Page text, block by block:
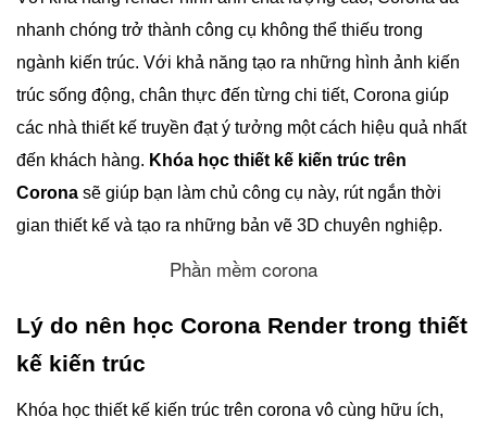
nhanh chóng trở thành công cụ không thể thiếu trong
ngành kiến trúc. Với khả năng tạo ra những hình ảnh kiến
trúc sống động, chân thực đến từng chi tiết, Corona giúp
các nhà thiết kế truyền đạt ý tưởng một cách hiệu quả nhất
đến khách hàng. Khóa học thiết kế kiến trúc trên
Corona sẽ giúp bạn làm chủ công cụ này, rút ngắn thời
gian thiết kế và tạo ra những bản vẽ 3D chuyên nghiệp.
Phần mềm corona
Lý do nên học Corona Render trong thiết
kế kiến trúc
Khóa học thiết kế kiến trúc trên corona vô cùng hữu ích,